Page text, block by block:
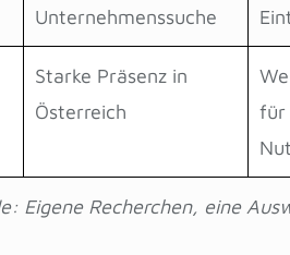
Unternehmenssuche
Starke Präsenz in
Österreich
für
Eigene Recherchen, eine